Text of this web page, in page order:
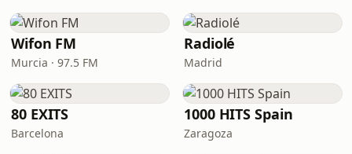
Wifon FM
Murcia · 97.5 FM
Radiolé
Madrid
80 EXITS
Barcelona
1000 HITS Spain
Zaragoza